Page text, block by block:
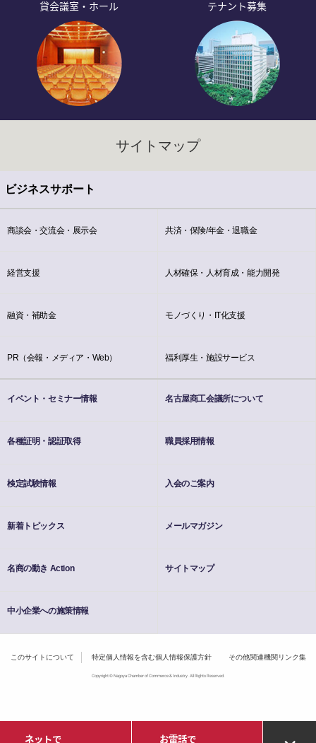
貸会議室・ホール テナント募集
サイトマップ
ビジネスサポート
商談会・交流会・展示会
経営支援
融資・補助金
PR（会報・メディア・Web）
共済・保険/年金・退職金
人材確保・人材育成・能力開発
モノづくり・IT化支援
福利厚生・施設サービス
イベント・セミナー情報
各種証明・認証取得
検定試験情報
新着トピックス
名商の動き Action
中小企業への施策情報
名古屋商工会議所について
職員採用情報
入会のご案内
メールマガジン
サイトマップ
このサイトについて 特定個人情報を含む個人情報保護方針 その他関連機関リンク集
Copyright © Nagoya Chamber of Commerce & Industry. All Rights Reserved.
ネットで お電話で